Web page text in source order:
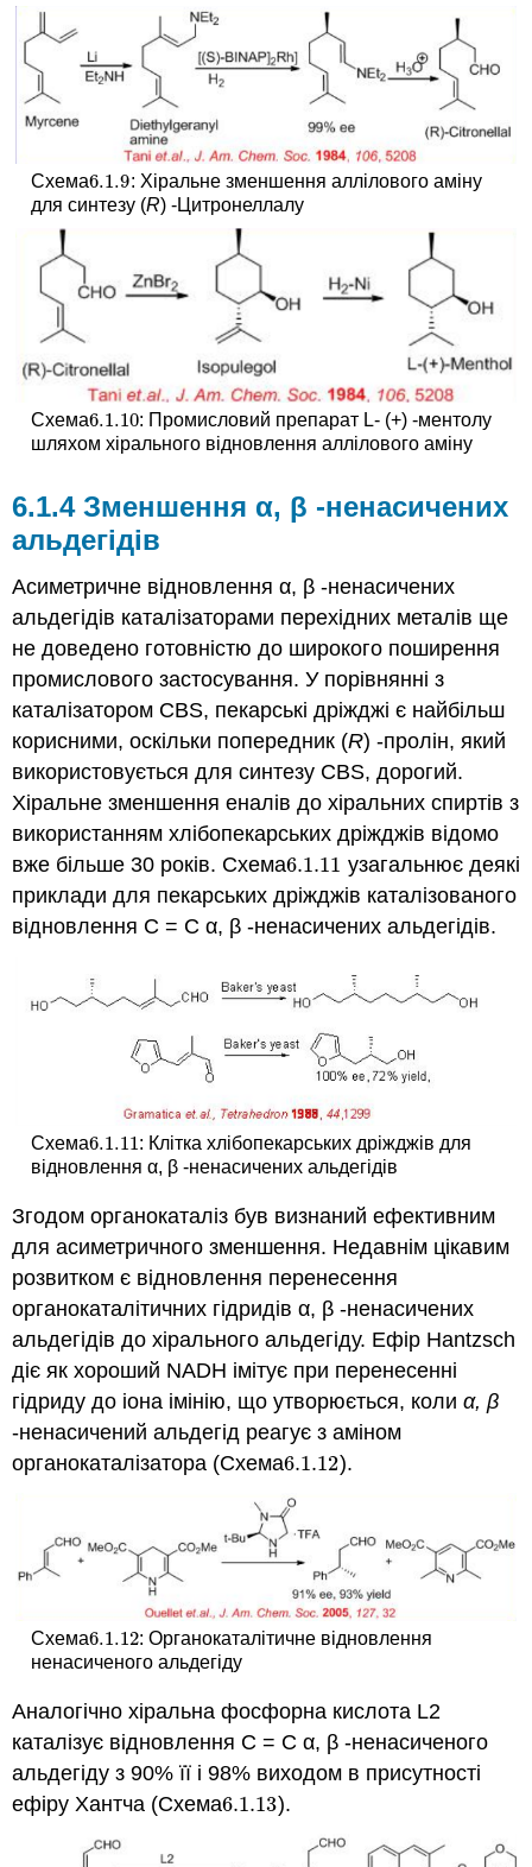
Схема6.1.9
6.1.9: Хіральне зменшення аллілового аміну
для синтезу (R) -Цитронеллалу
Схема6.1.10
6.1.10: Промисловий препарат L- (+) -ментолу
шляхом хірального відновлення аллілового аміну
6.1.4 Зменшення α, β -ненасичених
альдегідів
Асиметричне відновлення α, β -ненасичених
альдегідів каталізаторами перехідних металів ще
не доведено готовністю до широкого поширення
промислового застосування. У порівнянні з
каталізатором CBS, пекарські дріжджі є найбільш
корисними, оскільки попередник (R) -пролін, який
використовується для синтезу CBS, дорогий.
Хіральне зменшення еналів до хіральних спиртів з
використанням хлібопекарських дріжджів відомо
вже більше 30 років. Схема6.1.11
6.1.11 узагальнює деякі
приклади для пекарських дріжджів каталізованого
відновлення C = C α, β -ненасичених альдегідів.
Схема6.1.11
6.1.11: Клітка хлібопекарських дріжджів для
відновлення α, β -ненасичених альдегідів
Згодом органокаталіз був визнаний ефективним
для асиметричного зменшення. Недавнім цікавим
розвитком є відновлення перенесення
органокаталітичних гідридів α, β -ненасичених
альдегідів до хірального альдегіду. Ефір Hantzsch
діє як хороший NADH імітує при перенесенні
гідриду до іона імінію, що утворюється, колиα, β
-ненасичений альдегід реагує з аміном
органокаталізатора (Схема6.1.12
6.1.12).
Схема6.1.12
6.1.12: Органокаталітичне відновлення
ненасиченого альдегіду
Аналогічно хіральна фосфорна кислота L2
каталізує відновлення C = C α, β -ненасиченого
альдегіду з 90% її і 98% виходом в присутності
ефіру Хантча (Схема6.1.13
6.1.13).